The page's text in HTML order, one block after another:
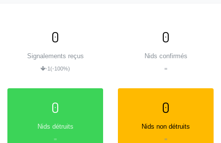
0
Signalements reçus
-1(-100%)
0
Nids confirmés
=
0
Nids détruits
=
0
Nids non détruits
=